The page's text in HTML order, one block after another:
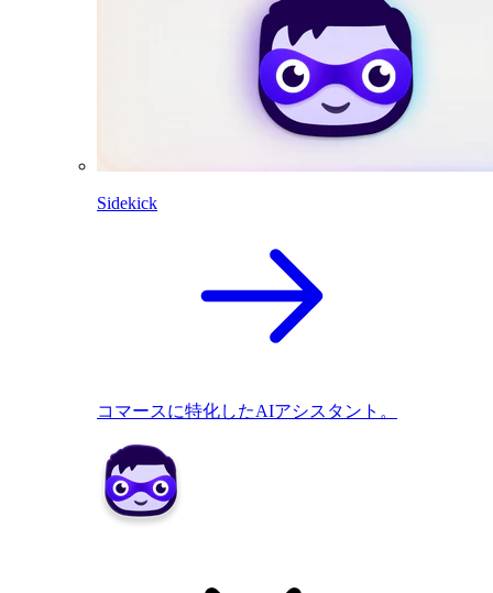
Sidekick
コマースに特化したAIアシスタント。